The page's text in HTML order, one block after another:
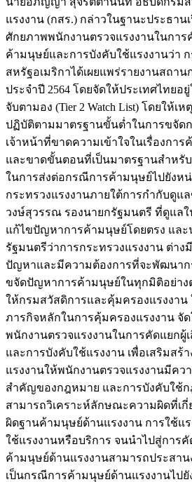
แรงงาน (กสร.) กล่าวในฐานะประธาน
ศักยภาพพนักงานตรวจแรงงานในการ
ค้ามนุษย์และการบังคับใช้แรงงานว่า ก
สหรัฐอเมริกาได้เผยแพร่รายงานสถา
ประจำปี 2564 โดยจัดให้ประเทศไทยอ
จับตามอง (Tier 2 Watch List) โดยให้เ
ปฏิบัติตามมาตรฐานขั้นต่ำในการขจัด
เจ้าหน้าที่ขาดความเข้าใจในเรื่องกา
และขาดขั้นตอนที่เป็นมาตรฐานสำหรั
ในการส่งต่อกรณีการค้ามนุษย์ไปยังห
กระทรวงแรงงานภายใต้การกำกับดูแ
วงษ์สุวรรณ รองนายกรัฐมนตรี ที่ดูแลใ
แก้ไขปัญหาการค้ามนุษย์โดยตรง แล
รัฐมนตรีว่าการกระทรวงแรงงาน ต่า
ปัญหาและมีความต้องการที่จะพัฒนาก
ขจัดปัญหาการค้ามนุษย์ในทุกมิติอย่าง
ให้กรมสวัสดิการและคุ้มครองแรงงา
ภารกิจหลักในการคุ้มครองแรงงาน จั
พนักงานตรวจแรงงานในการคัดแยกผู้
และการบังคับใช้แรงงาน เพื่อเสริมสร้
แรงงานให้พนักงานตรวจแรงงานมีคว
สำคัญของกฎหมาย และการบังคับใช้
สามารถวิเคราะห์ลักษณะความผิดที่เกี่
ผิดฐานค้ามนุษย์ด้านแรงงาน การใช้แ
ใช้แรงงานหรือบริการ จนนำไปสู่การคั
ค้ามนุษย์ด้านแรงงานสามารถประสา
เป็นกรณีการค้ามนุษย์ด้านแรงงานไป